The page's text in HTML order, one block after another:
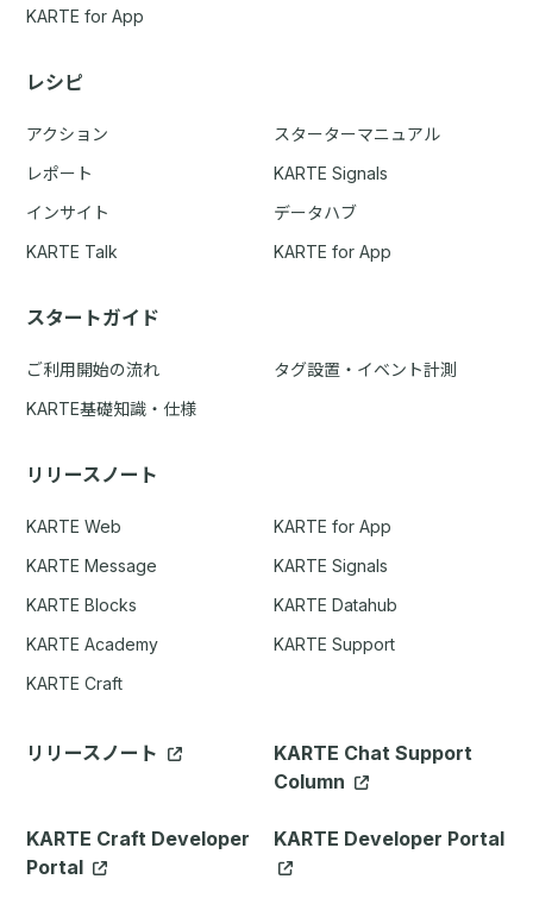
KARTE for App
レシピ
アクション
スターターマニュアル
レポート
KARTE Signals
インサイト
データハブ
KARTE Talk
KARTE for App
スタートガイド
ご利用開始の流れ
タグ設置・イベント計測
KARTE基礎知識・仕様
リリースノート
KARTE Web
KARTE for App
KARTE Message
KARTE Signals
KARTE Blocks
KARTE Datahub
KARTE Academy
KARTE Support
KARTE Craft
リリースノート
KARTE Chat Support
Column
KARTE Craft Developer
Portal
KARTE Developer Portal